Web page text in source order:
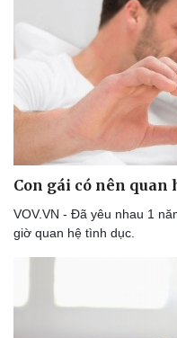
Con gái có nên quan
VOV.VN - Đã yêu nhau 1
giờ quan hệ tình dục.